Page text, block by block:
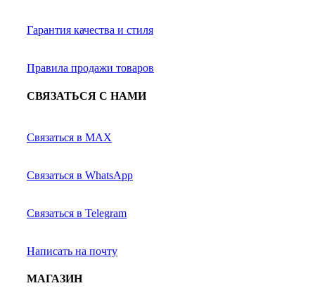
Гарантия качества и стиля
Правила продажи товаров
СВЯЗАТЬСЯ С НАМИ
Связаться в MAX
Связаться в WhatsApp
Связаться в Telegram
Написать на почту
МАГАЗИН